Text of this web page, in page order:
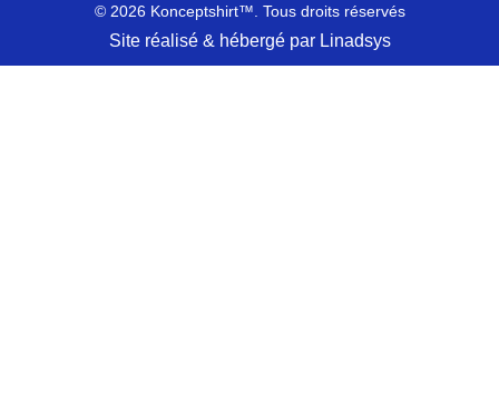
© 2026 Konceptshirt™. Tous droits réservés
Site réalisé & hébergé par Linadsys